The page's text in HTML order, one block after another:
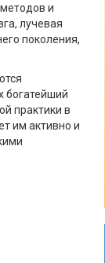
и
лучевая
поколения,
богатейший
практики в
им активно и